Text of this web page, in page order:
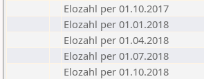
Elozahl per 01.10.2017
Elozahl per 01.01.2018
Elozahl per 01.04.2018
Elozahl per 01.07.2018
Elozahl per 01.10.2018